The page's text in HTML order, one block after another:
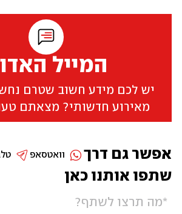
המייל
יש לכם מידע חשוב שטרם
מאירוע חדשותי? מצאתם
שתפו אותנו כאן
אפשר גם דרך וואטסאפ